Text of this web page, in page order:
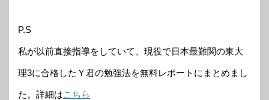
P.S
私が以前直接指導をしていて、現役で日本最難関の東大
理3に合格したＹ君の勉強法を無料レポートにまとめまし
た。詳細はこちら